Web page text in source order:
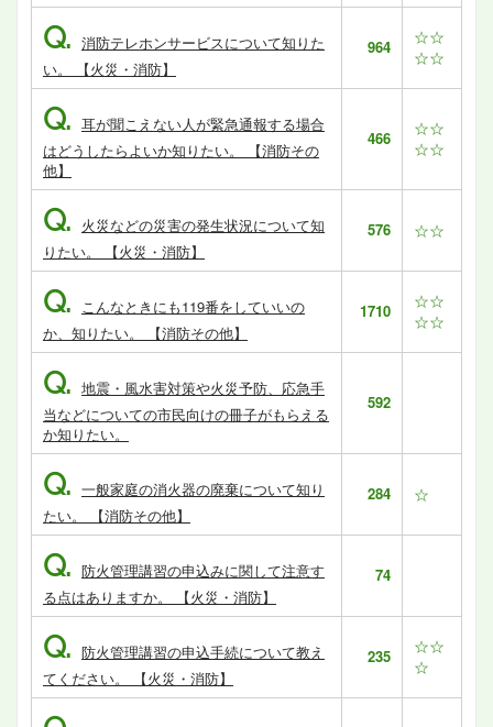
Q. 消防テレホンサービスについて知りた
い。 【火災・消防】
964
☆☆
☆☆
Q. 耳が聞こえない人が緊急通報する場合
はどうしたらよいか知りたい。 【消防その
他】
466
☆☆
☆☆
Q. 火災などの災害の発生状況について知
りたい。 【火災・消防】
576 ☆☆
Q. こんなときにも119番をしていいの
か、知りたい。 【消防その他】
1710
☆☆
☆☆
Q. 地震・風水害対策や火災予防、応急手
当などについての市民向けの冊子がもらえる
か知りたい。
592
Q. 一般家庭の消火器の廃棄について知り
たい。 【消防その他】
284 ☆
Q. 防火管理講習の申込みに関して注意す
る点はありますか。 【火災・消防】
74
Q. 防火管理講習の申込手続について教え
てください。 【火災・消防】
235
☆☆
☆